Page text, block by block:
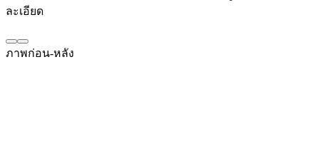
ละเอียด
ภาพก่อน-หลัง